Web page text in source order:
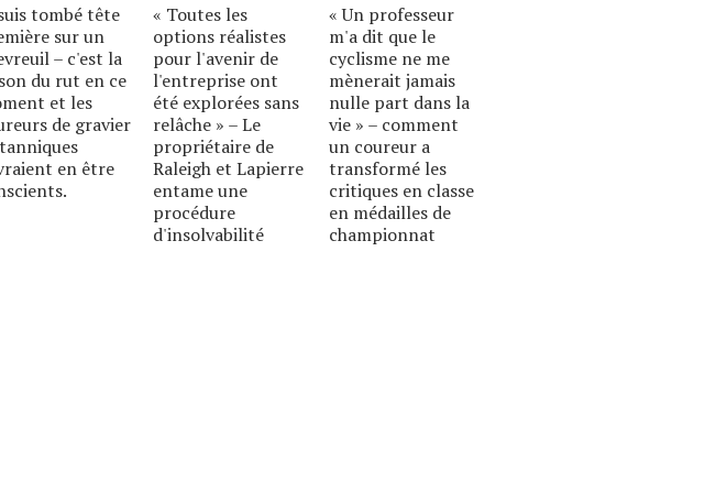
tombé tête
sur un
– c'est la
du rut en ce
et les
de gravier
en être
« Toutes les
options réalistes
pour l'avenir de
l'entreprise ont
été explorées sans
relâche » – Le
propriétaire de
Raleigh et Lapierre
entame une
procédure
d'insolvabilité
« Un professeur
m'a dit que le
cyclisme ne me
mènerait jamais
nulle part dans la
vie » – comment
un coureur a
transformé les
critiques en classe
en médailles de
championnat